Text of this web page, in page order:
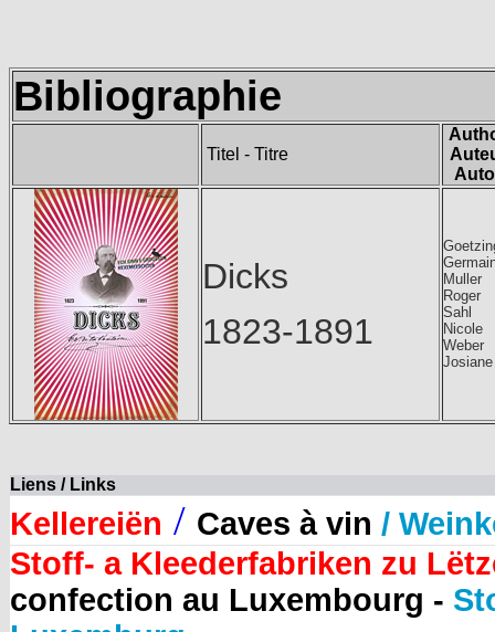
Bibliographie
Titel - Titre
Dicks
1823-1891
Muller
Roger
Sahl
Nicole
Weber
Josiane
Liens / Links
Kellereiën / Caves à vin /
Stoff- a Kleederfabriken zu
confection au Luxembourg -